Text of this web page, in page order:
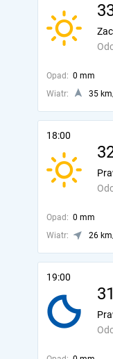
Opad: 0 mm
Wiatr:
35
18:00
Opad: 0 mm
Wiatr:
26
19:00